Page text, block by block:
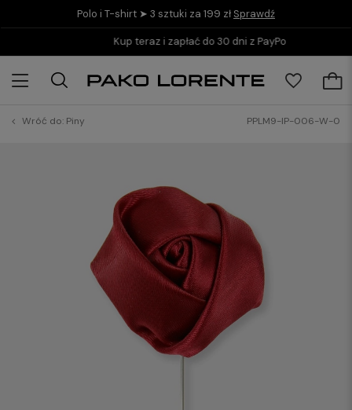
Polo i T-shirt ➤ 3 sztuki za 199 zł Sprawdź
Kup teraz i zapłać do 30 dni z PayPo
Wróć do: Piny PPLM9-IP-006-W-0